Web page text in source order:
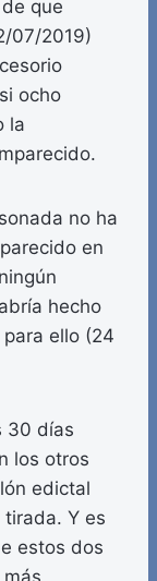
que
07/2019)
ocho
la
no ha
en
hecho
ello (24
30 días
los otros
edictal
Y es
estos dos